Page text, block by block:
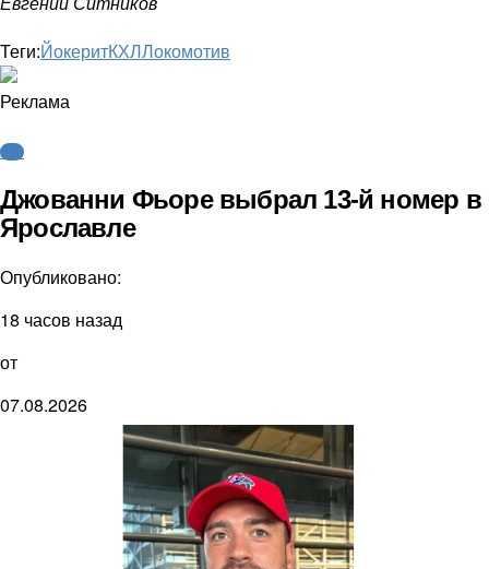
Теги:ЙокеритКХЛЛокомотив
Реклама
КХЛ
Джованни Фьоре выбрал 13-й номер в
Ярославле
Опубликовано:
18 часов назад
от
07.08.2026